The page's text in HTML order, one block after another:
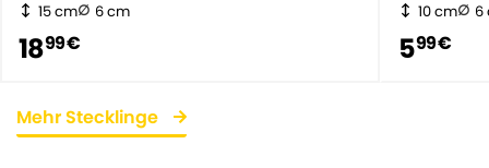
15 cm 6 cm
1899 €
10 cm 6
599 €
Mehr Stecklinge